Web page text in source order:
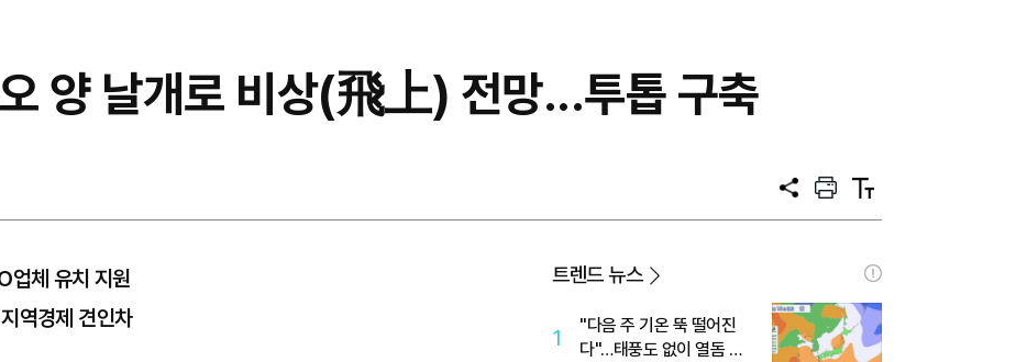
양 날개로 비상(飛上) 전망...투톱 구축
공
프
트
텍
트
업체 유치 지원
역경제 견인차
트렌드 뉴스
1
"다음 주 기온 뚝 떨어진
다"…태풍도 없이 열돔 박